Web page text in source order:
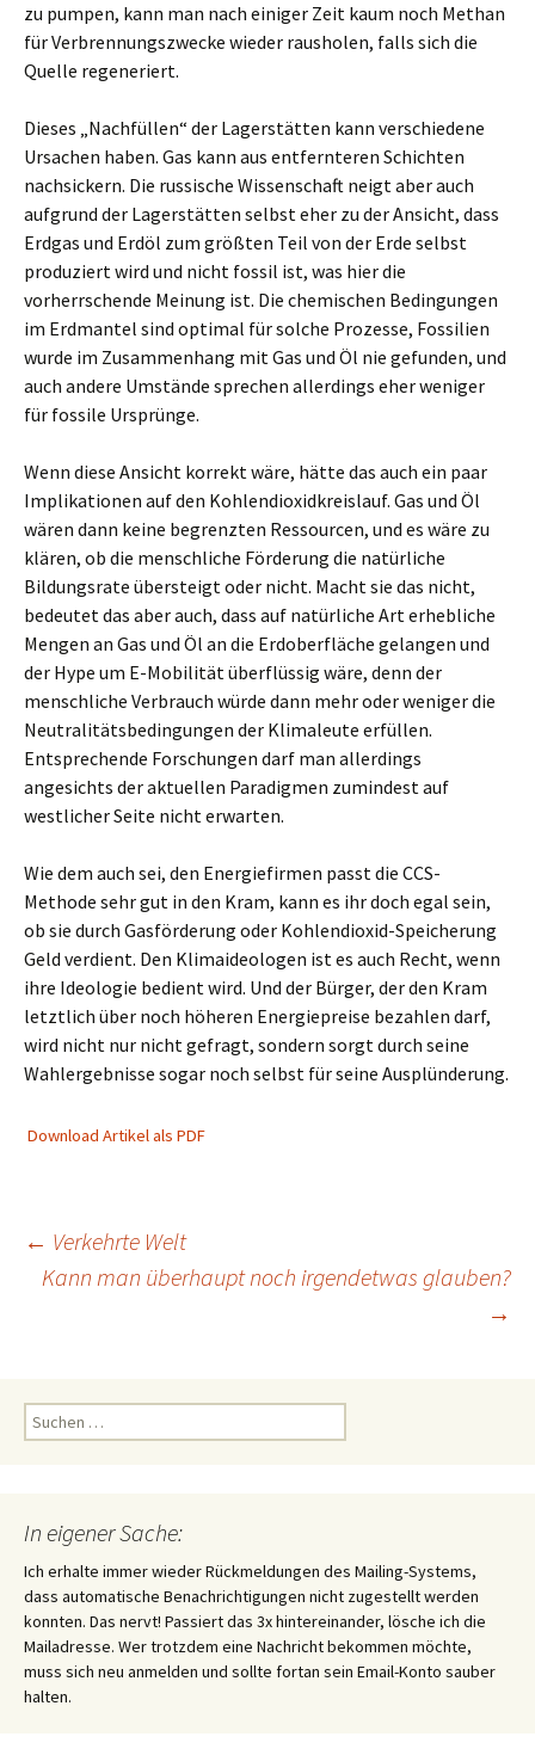
zu pumpen, kann man nach einiger Zeit kaum noch Methan
für Verbrennungszwecke wieder rausholen, falls sich die
Quelle regeneriert.
Dieses „Nachfüllen“ der Lagerstätten kann verschiedene
Ursachen haben. Gas kann aus entfernteren Schichten
nachsickern. Die russische Wissenschaft neigt aber auch
aufgrund der Lagerstätten selbst eher zu der Ansicht, dass
Erdgas und Erdöl zum größten Teil von der Erde selbst
produziert wird und nicht fossil ist, was hier die
vorherrschende Meinung ist. Die chemischen Bedingungen
im Erdmantel sind optimal für solche Prozesse, Fossilien
wurde im Zusammenhang mit Gas und Öl nie gefunden, und
auch andere Umstände sprechen allerdings eher weniger
für fossile Ursprünge.
Wenn diese Ansicht korrekt wäre, hätte das auch ein paar
Implikationen auf den Kohlendioxidkreislauf. Gas und Öl
wären dann keine begrenzten Ressourcen, und es wäre zu
klären, ob die menschliche Förderung die natürliche
Bildungsrate übersteigt oder nicht. Macht sie das nicht,
bedeutet das aber auch, dass auf natürliche Art erhebliche
Mengen an Gas und Öl an die Erdoberfläche gelangen und
der Hype um E-Mobilität überflüssig wäre, denn der
menschliche Verbrauch würde dann mehr oder weniger die
Neutralitätsbedingungen der Klimaleute erfüllen.
Entsprechende Forschungen darf man allerdings
angesichts der aktuellen Paradigmen zumindest auf
westlicher Seite nicht erwarten.
Wie dem auch sei, den Energiefirmen passt die CCS-
Methode sehr gut in den Kram, kann es ihr doch egal sein,
ob sie durch Gasförderung oder Kohlendioxid-Speicherung
Geld verdient. Den Klimaideologen ist es auch Recht, wenn
ihre Ideologie bedient wird. Und der Bürger, der den Kram
letztlich über noch höheren Energiepreise bezahlen darf,
wird nicht nur nicht gefragt, sondern sorgt durch seine
Wahlergebnisse sogar noch selbst für seine Ausplünderung.
Download Artikel als PDF
Beitragsnavigation
← Verkehrte Welt
Kann man überhaupt noch irgendetwas glauben?
→
Suchen
nach:
In eigener Sache:
Ich erhalte immer wieder Rückmeldungen des Mailing-Systems,
dass automatische Benachrichtigungen nicht zugestellt werden
konnten. Das nervt! Passiert das 3x hintereinander, lösche ich die
Mailadresse. Wer trotzdem eine Nachricht bekommen möchte,
muss sich neu anmelden und sollte fortan sein Email-Konto sauber
halten.